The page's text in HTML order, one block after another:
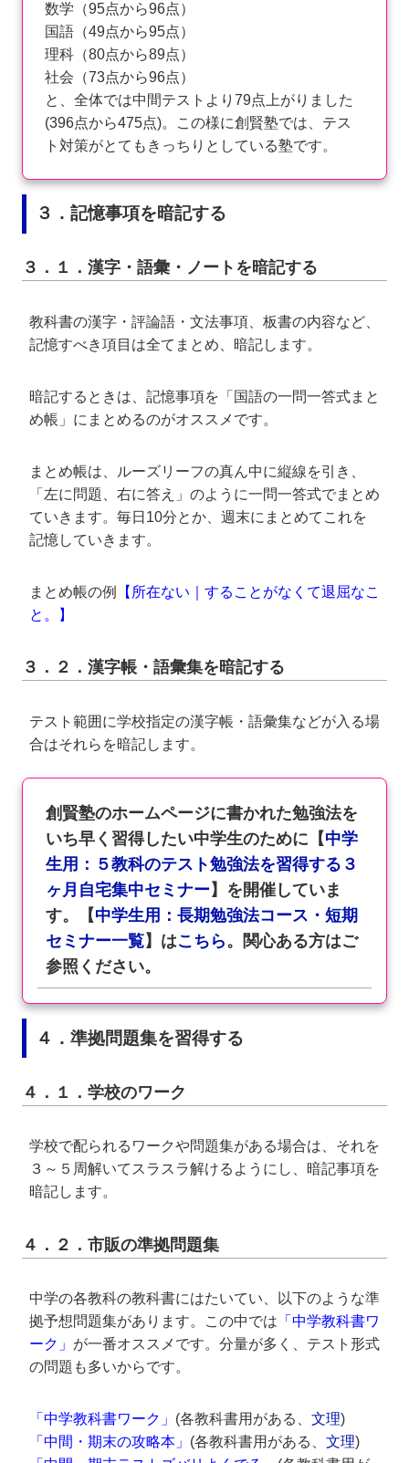
数学（95点から96点）
国語（49点から95点）
理科（80点から89点）
社会（73点から96点）
と、全体では中間テストより79点上がりました
(396点から475点)。この様に創賢塾では、テス
ト対策がとてもきっちりとしている塾です。
３．記憶事項を暗記する
３．１．漢字・語彙・ノートを暗記する
教科書の漢字・評論語・文法事項、板書の内容など、
記憶すべき項目は全てまとめ、暗記します。
暗記するときは、記憶事項を「国語の一問一答式まと
め帳」にまとめるのがオススメです。
まとめ帳は、ルーズリーフの真ん中に縦線を引き、
「左に問題、右に答え」のように一問一答式でまとめ
ていきます。毎日10分とか、週末にまとめてこれを
記憶していきます。
まとめ帳の例
【所在ない｜することがなくて退屈なこ
と。】
３．２．漢字帳・語彙集を暗記する
テスト範囲に学校指定の漢字帳・語彙集などが入る場
合はそれらを暗記します。
創賢塾のホームページに書かれた勉強法を
いち早く習得したい中学生のために【中学
生用：５教科のテスト勉強法を習得する３
ヶ月自宅集中セミナー】を開催していま
す。【中学生用：長期勉強法コース・短期
セミナー一覧】はこちら。関心ある方はご
参照ください。
４．準拠問題集を習得する
４．１．学校のワーク
学校で配られるワークや問題集がある場合は、それを
３～５周解いてスラスラ解けるようにし、暗記事項を
暗記します。
４．２．市販の準拠問題集
中学の各教科の教科書にはたいてい、以下のような準
拠予想問題集があります。この中では 「中学教科書ワ
ーク」 が一番オススメです。分量が多く、テスト形式
の問題も多いからです。
「中学教科書ワーク」 (各教科書用がある、 文理)
「中間・期末の攻略本」 (各教科書用がある、 文理)